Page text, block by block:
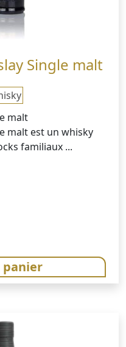
Single malt
malt
malt est un whisky
familiaux ...
panier